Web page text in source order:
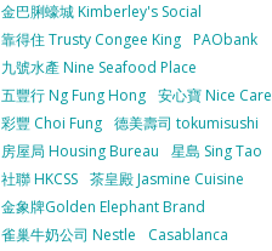
金巴脷蠔城 Kimberley's Social
靠得住 Trusty Congee King PAObank
九號水產 Nine Seafood Place
五豐行 Ng Fung Hong 安心寶 Nice Care
彩豐 Choi Fung 德美壽司 tokumisushi
房屋局 Housing Bureau
星島 Sing Tao
社聯 HKCSS 茶皇殿 Jasmine Cuisine
金象牌Golden Elephant Brand
雀巢牛奶公司 Nestle
Casablanca